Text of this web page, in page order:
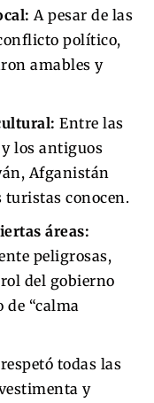
A pesar de las
político,
amables y
Entre las
los antiguos
Afganistán
turistas conocen.
áreas:
peligrosas,
del gobierno
“calma
todas las
y